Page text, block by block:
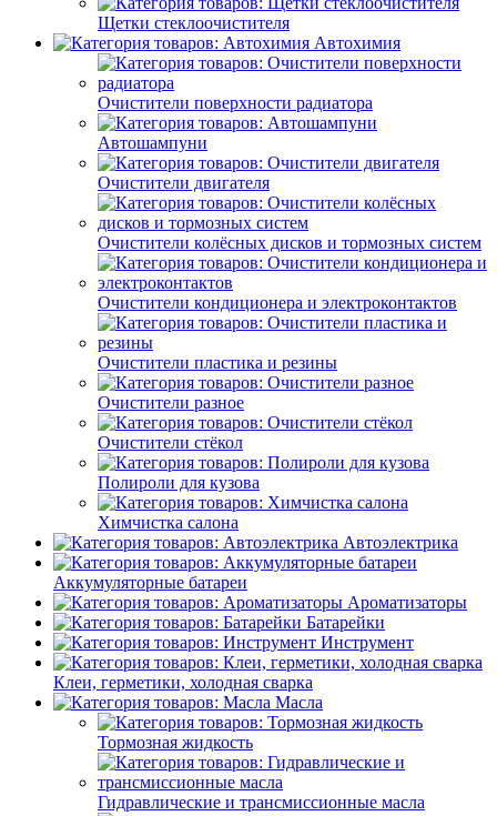
Щетки стеклоочистителя
Автохимия
Очистители поверхности радиатора
Автошампуни
Очистители двигателя
Очистители колёсных дисков и тормозных систем
Очистители кондиционера и электроконтактов
Очистители пластика и резины
Очистители разное
Очистители стёкол
Полироли для кузова
Химчистка салона
Автоэлектрика
Аккумуляторные батареи
Ароматизаторы
Батарейки
Инструмент
Клеи, герметики, холодная сварка
Масла
Тормозная жидкость
Гидравлические и трансмиссионные масла